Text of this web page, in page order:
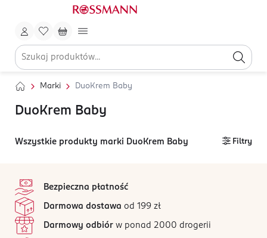
Marki DuoKrem Baby
DuoKrem Baby
Wszystkie produkty marki DuoKrem Baby Filtry
Bezpieczna płatność
Darmowa dostawa od 199 zł
Darmowy odbiór w ponad 2000 drogerii